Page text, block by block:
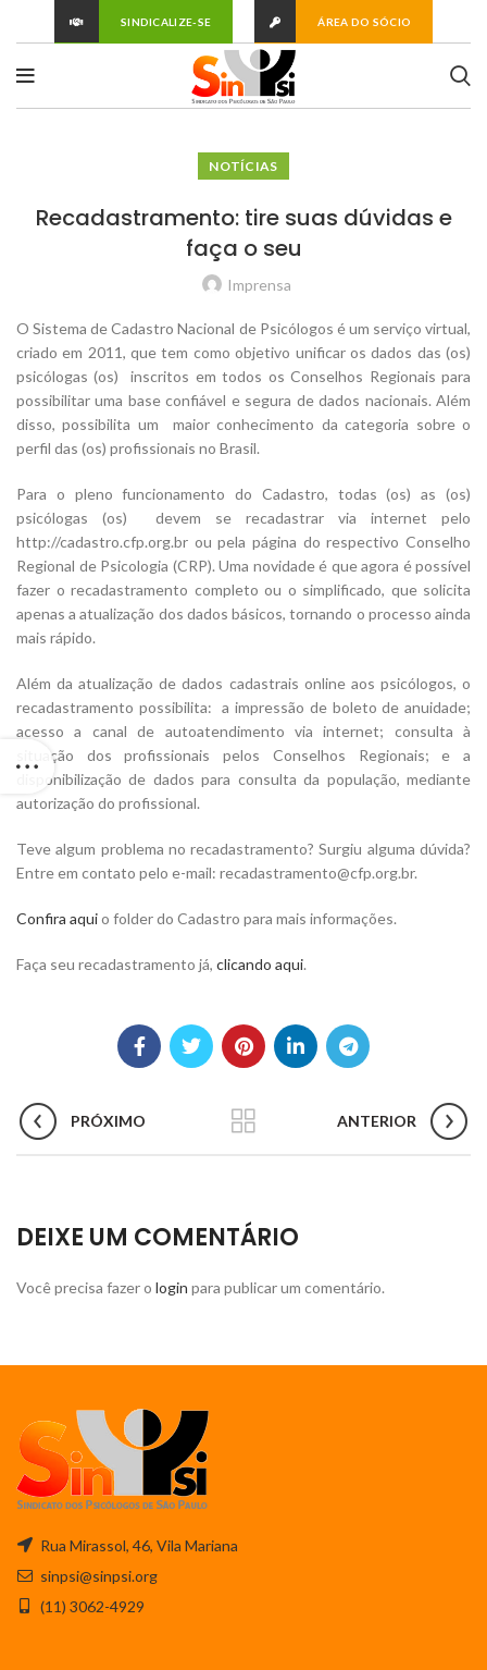
SINDICALIZE-SE ÁREA DO SÓCIO
NOTÍCIAS
Recadastramento: tire suas dúvidas e
faça o seu
Imprensa
O Sistema de Cadastro Nacional de Psicólogos é um serviço virtual,
criado em 2011, que tem como objetivo unificar os dados das (os)
psicólogas (os) inscritos em todos os Conselhos Regionais para
possibilitar uma base confiável e segura de dados nacionais. Além
disso, possibilita um maior conhecimento da categoria sobre o
perfil das (os) profissionais no Brasil.
Para o pleno funcionamento do Cadastro, todas (os) as (os)
psicólogas (os) devem se recadastrar via internet pelo
http://cadastro.cfp.org.br ou pela página do respectivo Conselho
Regional de Psicologia (CRP). Uma novidade é que agora é possível
fazer o recadastramento completo ou o simplificado, que solicita
apenas a atualização dos dados básicos, tornando o processo ainda
mais rápido.
Além da atualização de dados cadastrais online aos psicólogos, o
recadastramento possibilita: a impressão de boleto de anuidade;
acesso a canal de autoatendimento via internet; consulta à
situação dos profissionais pelos Conselhos Regionais; e a
disponibilização de dados para consulta da população, mediante
autorização do profissional.
Teve algum problema no recadastramento? Surgiu alguma dúvida?
Entre em contato pelo e-mail: recadastramento@cfp.org.br.
Confira aquio folder do Cadastro para mais informações.
Faça seu recadastramento já, clicando aqui.
PRÓXIMO ANTERIOR
DEIXE UM COMENTÁRIO
Você precisa fazer o login para publicar um comentário.
Rua Mirassol, 46, Vila Mariana
sinpsi@sinpsi.org
(11) 3062-4929